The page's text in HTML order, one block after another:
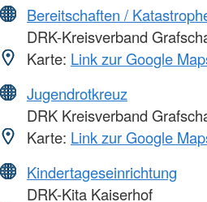
Bereitschaften /
DRK-Kreisverband
Karte: Link zur Google
Jugendrotkreuz
DRK Kreisverband
Karte: Link zur Google
Kindertageseinrichtung
DRK-Kita Kaiserhof